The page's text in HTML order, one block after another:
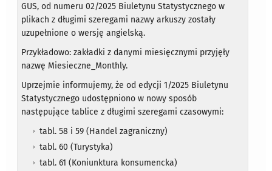
GUS, od numeru 02/2025 Biuletynu Statystycznego w
plikach z długimi szeregami nazwy arkuszy zostały
uzupełnione o wersję angielską.
Przykładowo: zakładki z danymi miesięcznymi przyjęły
nazwę Miesieczne_Monthly.
Uprzejmie informujemy, że od edycji 1/2025 Biuletynu
Statystycznego udostępniono w nowy sposób
następujące tablice z długimi szeregami czasowymi:
tabl. 58 i 59 (Handel zagraniczny)
tabl. 60 (Turystyka)
tabl. 61 (Koniunktura konsumencka)